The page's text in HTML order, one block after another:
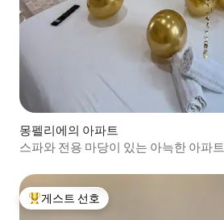
몽펠리에의 아파트
스파와 전용 마당이 있는 아늑한 아파트
상위 게스트 선호
게스트 선호